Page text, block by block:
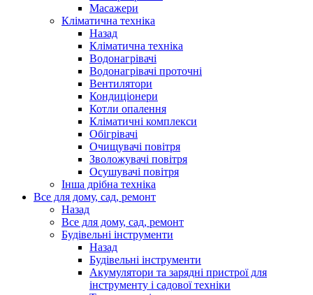
Масажери
Кліматична техніка
Назад
Кліматична техніка
Водонагрівачі
Водонагрівачі проточні
Вентилятори
Кондиціонери
Котли опалення
Кліматичні комплекси
Обігрівачі
Очищувачі повітря
Зволожувачі повітря
Осушувачі повітря
Інша дрібна техніка
Все для дому, сад, ремонт
Назад
Все для дому, сад, ремонт
Будівельні інструменти
Назад
Будівельні інструменти
Акумулятори та зарядні пристрої для
інструменту і садової техніки